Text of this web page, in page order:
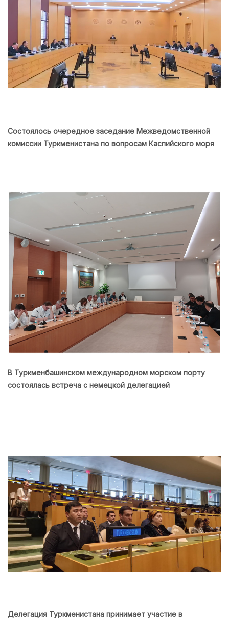
Состоялось очередное заседание Межведомственной
комиссии Туркменистана по вопросам Каспийского моря
В Туркменбашинском международном морском порту
состоялась встреча с немецкой делегацией
Делегация Туркменистана принимает участие в